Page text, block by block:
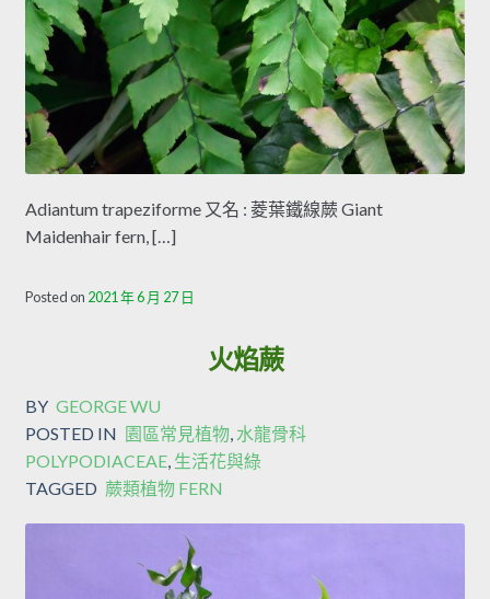
Adiantum trapeziforme 又名 : 菱葉鐵線蕨 Giant
Maidenhair fern, […]
Posted on 2021 年 6 月 27 日
火焰蕨
BY GEORGE WU
POSTED IN 園區常見植物, 水龍骨科
POLYPODIACEAE, 生活花與綠
TAGGED 蕨類植物 FERN